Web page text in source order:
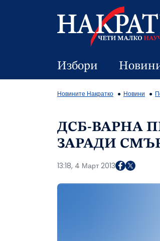
Избори
Новините Накратко Новини
ДСБ-ВАРНА
ЗАРАДИ
13:18, 4 Март 2013